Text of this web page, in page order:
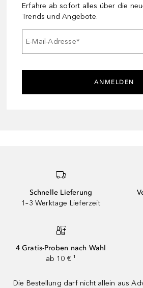
Erfahre ab sofort alles über die
Trends und Angebote.
E-Mail-Adresse*
ANMELDEN
Schnelle Lieferung
1–3 Werktage Lieferzeit
4 Gratis-Proben nach Wahl
ab 10 € ¹
Die Bestellung darf nicht allein aus